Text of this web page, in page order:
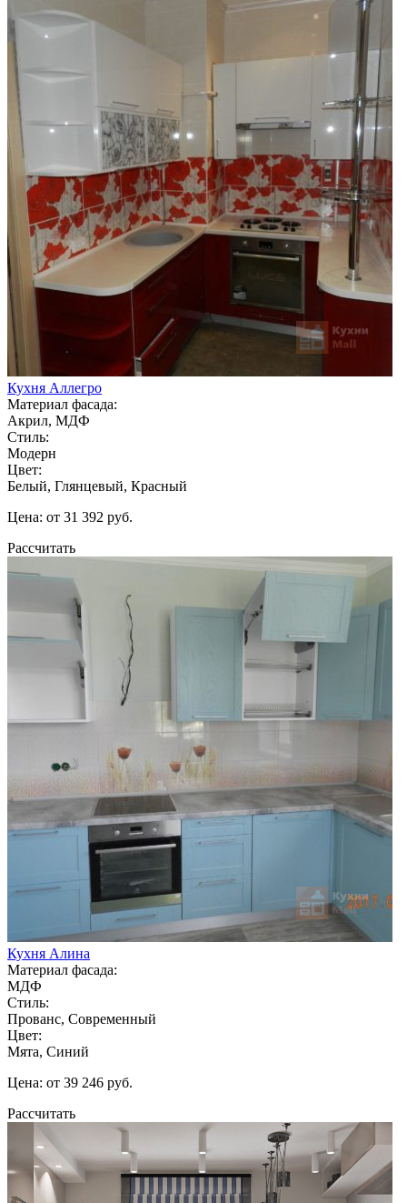
Кухня Аллегро
Материал фасада:
Акрил, МДФ
Стиль:
Модерн
Цвет:
Белый, Глянцевый, Красный
Цена: от 31 392 руб.
Рассчитать
Кухня Алина
Материал фасада:
МДФ
Стиль:
Прованс, Современный
Цвет:
Мята, Синий
Цена: от 39 246 руб.
Рассчитать